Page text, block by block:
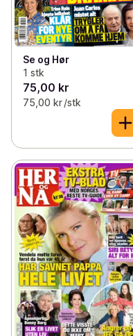
Se og Hør
1 stk
75,00 kr
75,00 kr /stk